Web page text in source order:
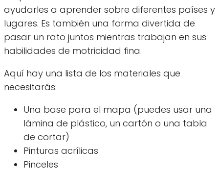
ayudarles a aprender sobre diferentes países y
lugares. Es también una forma divertida de
pasar un rato juntos mientras trabajan en sus
habilidades de motricidad fina.
Aquí hay una lista de los materiales que
necesitarás:
Una base para el mapa (puedes usar una
lámina de plástico, un cartón o una tabla
de cortar)
Pinturas acrílicas
Pinceles